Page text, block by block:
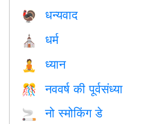
🦃 धन्यवाद
⛪️ धर्म
🧘 ध्यान
🎊 नववर्ष की पूर्वसंध्या
🚬 नो स्मोकिंग डे